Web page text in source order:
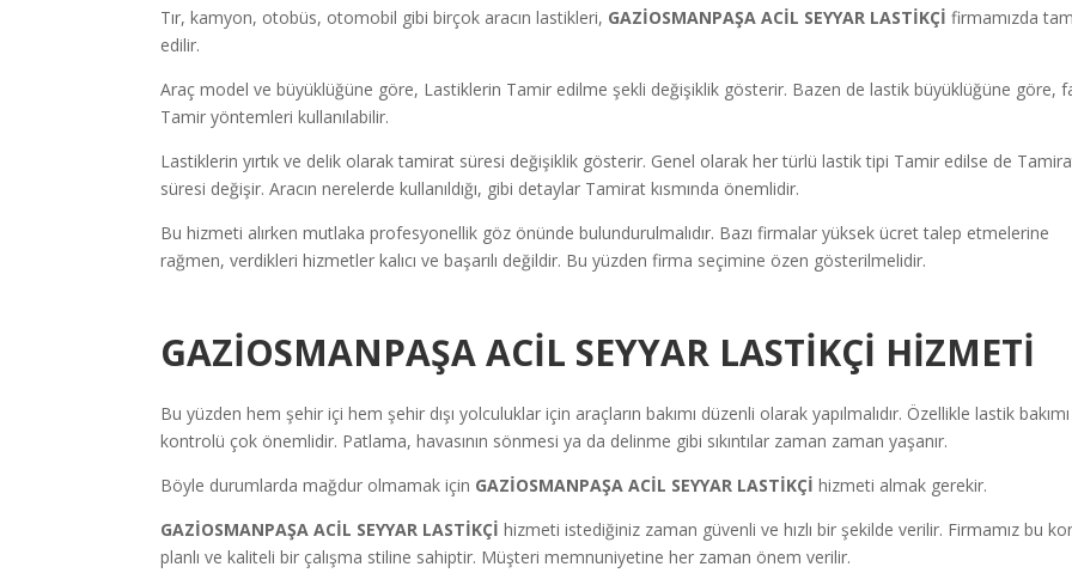
Tır, kamyon, otobüs, otomobil gibi birçok aracın lastikleri, GAZİOSMANPAŞA ACİL SEYYAR LASTİKÇİfirmamızda
edilir.
Araç model ve büyüklüğüne göre, Lastiklerin Tamir edilme şekli değişiklik gösterir. Bazen de lastik büyüklüğüne göre,
Tamir yöntemleri kullanılabilir.
Lastiklerin yırtık ve delik olarak tamirat süresi değişiklik gösterir. Genel olarak her türlü lastik tipi Tamir edilse de
süresi değişir. Aracın nerelerde kullanıldığı, gibi detaylar Tamirat kısmında önemlidir.
Bu hizmeti alırken mutlaka profesyonellik göz önünde bulundurulmalıdır. Bazı firmalar yüksek ücret talep etmelerine
rağmen, verdikleri hizmetler kalıcı ve başarılı değildir. Bu yüzden firma seçimine özen gösterilmelidir.
GAZİOSMANPAŞA ACİL SEYYAR LASTİKÇİ HİZMETİ
Bu yüzden hem şehir içi hem şehir dışı yolculuklar için araçların bakımı düzenli olarak yapılmalıdır. Özellikle lastik
kontrolü çok önemlidir. Patlama, havasının sönmesi ya da delinme gibi sıkıntılar zaman zaman yaşanır.
Böyle durumlarda mağdur olmamak için GAZİOSMANPAŞA ACİL SEYYAR LASTİKÇİhizmeti almak gerekir.
GAZİOSMANPAŞA ACİL SEYYAR LASTİKÇİ hizmeti istediğiniz zaman güvenli ve hızlı bir şekilde verilir. Firmamız bu
planlı ve kaliteli bir çalışma stiline sahiptir. Müşteri memnuniyetine her zaman önem verilir.